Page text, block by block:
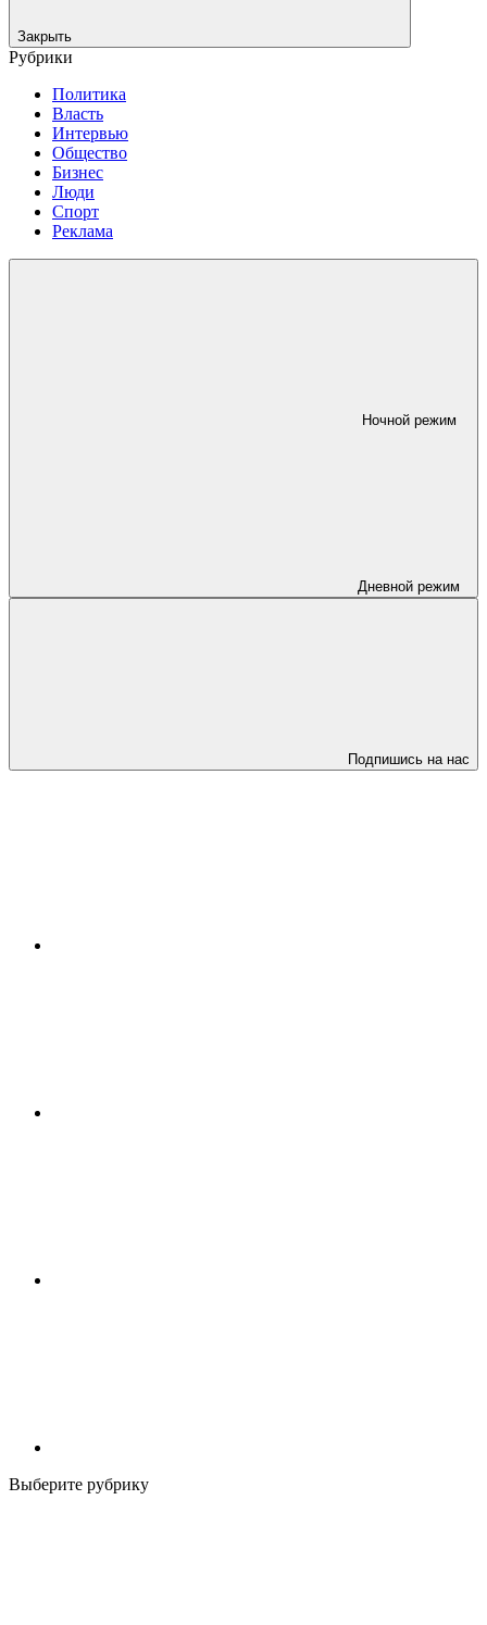
Закрыть
Рубрики
Политика
Власть
Интервью
Общество
Бизнес
Люди
Спорт
Реклама
Ночной режим
Дневной режим
Подпишись на нас
Выберите рубрику